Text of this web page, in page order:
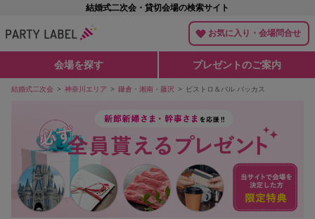
結婚式二次会・貸切会場の検索サイト
お気に入り・会場問合せ
会場を探す プレゼントのご案内
結婚式二次会 神奈川エリア 鎌倉・湘南・藤沢 ビストロ＆バル バッカス